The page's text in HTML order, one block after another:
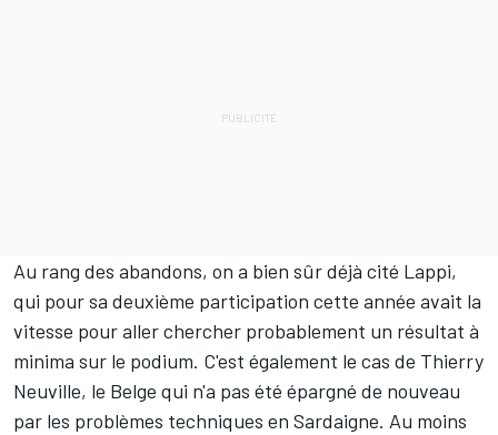
Au rang des abandons, on a bien sûr déjà cité Lappi,
qui pour sa deuxième participation cette année avait la
vitesse pour aller chercher probablement un résultat à
minima sur le podium. C'est également le cas de Thierry
Neuville, le Belge qui n'a pas été épargné de nouveau
par les problèmes techniques en Sardaigne. Au moins